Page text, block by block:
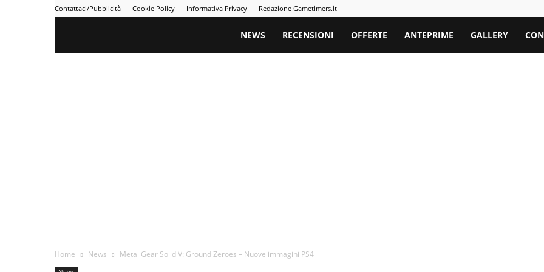
Contattaci/Pubblicità Cookie Policy Informativa Privacy Redazione Gametimers.it
Gametimers
NEWS RECENSIONI OFFERTE ANTEPRIME GALLERY
Home News Metal Gear Solid V: Ground Zeroes – Nuove immagini PS4